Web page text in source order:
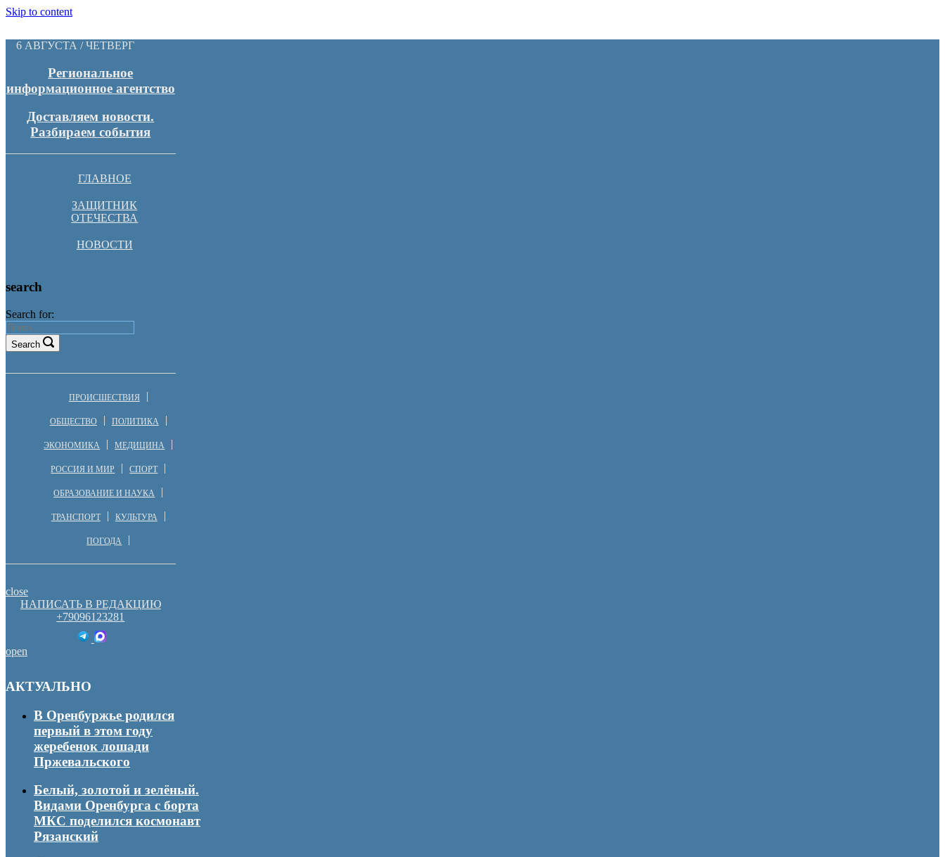
Skip to content
6 АВГУСТА / ЧЕТВЕРГ
Региональное
информационное агентство
Доставляем новости.
Разбираем события
ГЛАВНОЕ
ЗАЩИТНИК
ОТЕЧЕСТВА
НОВОСТИ
search
Search for:
Search
ПРОИСШЕСТВИЯ
ОБЩЕСТВО ПОЛИТИКА
ЭКОНОМИКА МЕДИЦИНА
РОССИЯ И МИР СПОРТ
ОБРАЗОВАНИЕ И НАУКА
ТРАНСПОРТ КУЛЬТУРА
ПОГОДА
close
НАПИСАТЬ В РЕДАКЦИЮ
+79096123281
open
АКТУАЛЬНО
В Оренбуржье родился
первый в этом году
жеребенок лошади
Пржевальского
Белый, золотой и зелёный.
Видами Оренбурга с борта
МКС поделился космонавт
Рязанский